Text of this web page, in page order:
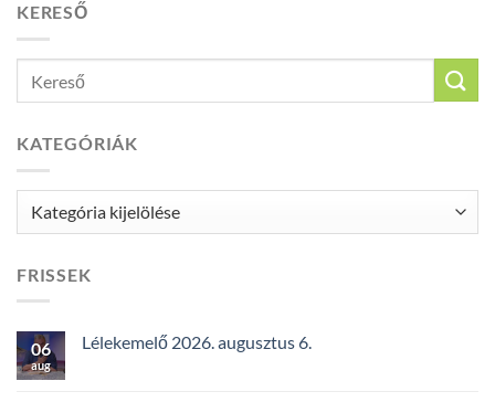
KERESŐ
KATEGÓRIÁK
Kategóriák
FRISSEK
06
aug
Lélekemelő 2026. augusztus 6.